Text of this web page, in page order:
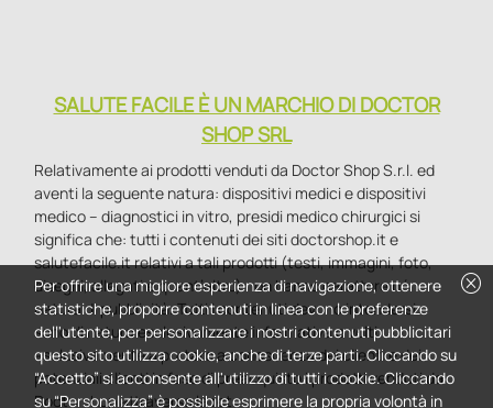
SALUTE FACILE È UN MARCHIO DI DOCTOR
SHOP SRL
Relativamente ai prodotti venduti da Doctor Shop S.r.l. ed
aventi la seguente natura: dispositivi medici e dispositivi
medico – diagnostici in vitro, presidi medico chirurgici si
significa che: tutti i contenuti dei siti doctorshop.it e
salutefacile.it relativi a tali prodotti (testi, immagini, foto,
disegni, allegati e quant’altro) non hanno carattere né
natura di pubblicità. Tutti i contenuti devono intendersi e
sono di natura esclusivamente informativa e volti
esclusivamente a portare a conoscenza dei clienti e dei
potenziali clienti in fase di preacquisto i prodotti venduti da
Doctorshop attraverso la rete.
cancel
Per offrire una migliore esperienza di navigazione, ottenere
statistiche, proporre contenuti in linea con le preferenze
dell'utente, per personalizzare i nostri contenuti pubblicitari
questo sito utilizza cookie, anche di terze parti. Cliccando su
“Accetto” si acconsente all'utilizzo di tutti i cookie. Cliccando
su “Personalizza” è possibile esprimere la propria volontà in